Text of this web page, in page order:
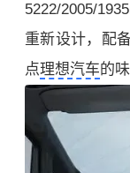
5222/2005/
重新设计，配
点理想汽车的